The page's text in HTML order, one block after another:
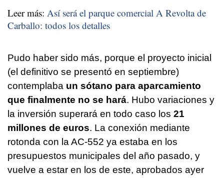
Leer más: Así será el parque comercial A Revolta de
Carballo: todos los detalles
Pudo haber sido más, porque el proyecto inicial
(el definitivo se presentó en septiembre)
contemplaba un sótano para aparcamiento
que finalmente no se hará. Hubo variaciones y
la inversión superará en todo caso los 21
millones de euros. La conexión mediante
rotonda con la AC-552 ya estaba en los
presupuestos municipales del año pasado, y
vuelve a estar en los de este, aprobados ayer